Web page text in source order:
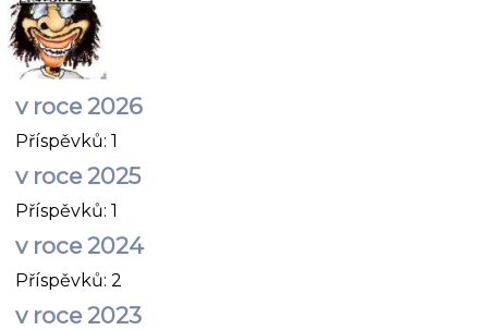
v roce 2026
Příspěvků: 1
v roce 2025
Příspěvků: 1
v roce 2024
Příspěvků: 2
v roce 2023